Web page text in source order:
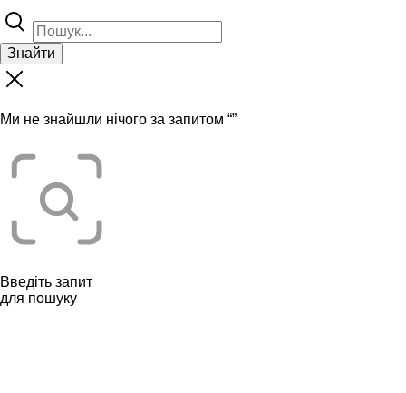
Знайти
Ми не знайшли нічого за запитом “”
Введіть запит
для пошуку